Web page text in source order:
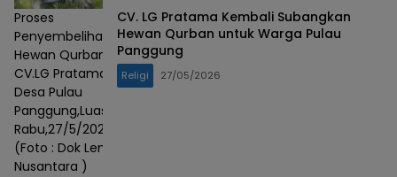
Proses
Penyembelihan
Hewan Qurban
CV.LG Pratama Di
Desa Pulau
Panggung,Luas,Kaur.
Rabu,27/5/2026.
(Foto : Dok Lensa
Nusantara )
CV. LG Pratama Kembali Subangkan
Hewan Qurban untuk Warga Pulau
Panggung
Religi 27/05/2026